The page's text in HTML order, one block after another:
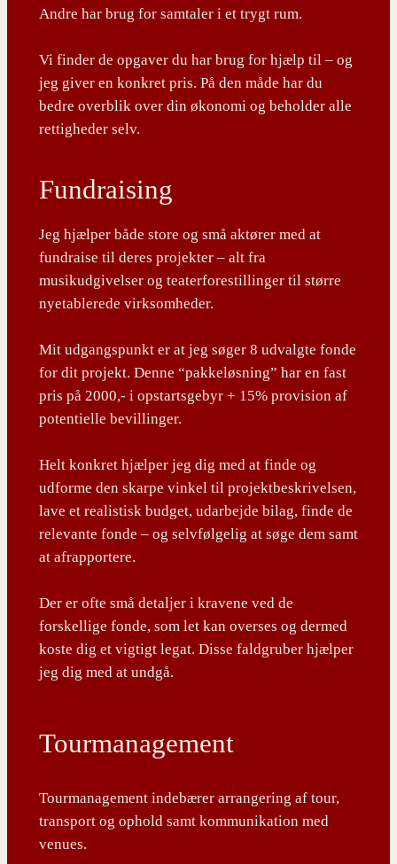
Andre har brug for samtaler i et trygt rum.
Vi finder de opgaver du har brug for hjælp til – og
jeg giver en konkret pris. På den måde har du
bedre overblik over din økonomi og beholder alle
rettigheder selv.
Fundraising
Jeg hjælper både store og små aktører med at
fundraise til deres projekter – alt fra
musikudgivelser og teaterforestillinger til større
nyetablerede virksomheder.
Mit udgangspunkt er at jeg søger 8 udvalgte fonde
for dit projekt. Denne “pakkeløsning” har en fast
pris på 2000,- i opstartsgebyr + 15% provision af
potentielle bevillinger.
Helt konkret hjælper jeg dig med at finde og
udforme den skarpe vinkel til projektbeskrivelsen,
lave et realistisk budget, udarbejde bilag, finde de
relevante fonde – og selvfølgelig at søge dem samt
at afrapportere.
Der er ofte små detaljer i kravene ved de
forskellige fonde, som let kan overses og dermed
koste dig et vigtigt legat. Disse faldgruber hjælper
jeg dig med at undgå.
Tourmanagement
Tourmanagement indebærer arrangering af tour,
transport og ophold samt kommunikation med
venues.